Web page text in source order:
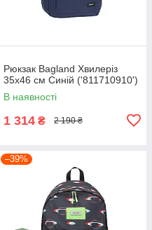
Рюкзак Bagland Хвилеріз
35х46 см Синій ('811710910')
В наявності
1 314 ₴ 2 190 ₴
–39%